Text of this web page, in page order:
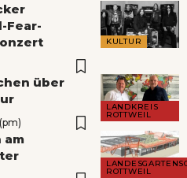
KULTUR
Fear-
LANDKREIS
ROTTWEIL
über
ROTTWEIL
am